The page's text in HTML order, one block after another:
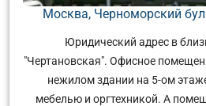
Москва, Черноморский
Юридический адрес в
"Чертановская". Офисное
нежилом здании на 5-ом
мебелью и оргтехникой. А